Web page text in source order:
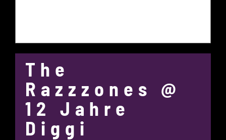
The
Razzzones @
12 Jahre
Diggi